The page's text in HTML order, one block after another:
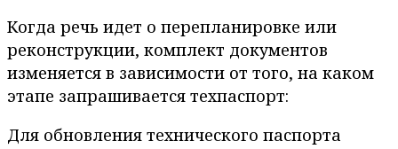
Когда речь идет о перепланировке или
реконструкции, комплект документов
изменяется в зависимости от того, на каком
этапе запрашивается техпаспорт:
Для обновления технического паспорта